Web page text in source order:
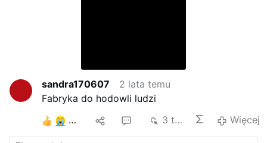
sandra170607
2 lata temu
Fabryka do hodowli ludzi
3 tys. Więcej